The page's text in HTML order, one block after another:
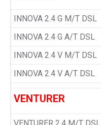
INNOVA 2.4 G M/T DSL
INNOVA 2.4 G A/T DSL
INNOVA 2.4 V M/T DSL
INNOVA 2.4 V A/T DSL
VENTURER